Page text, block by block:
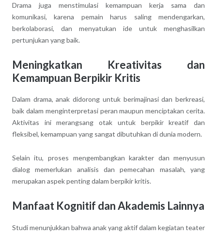
Drama juga menstimulasi kemampuan kerja sama dan
komunikasi, karena pemain harus saling mendengarkan,
berkolaborasi, dan menyatukan ide untuk menghasilkan
pertunjukan yang baik.
Meningkatkan Kreativitas dan
Kemampuan Berpikir Kritis
Dalam drama, anak didorong untuk berimajinasi dan berkreasi,
baik dalam menginterpretasi peran maupun menciptakan cerita.
Aktivitas ini merangsang otak untuk berpikir kreatif dan
fleksibel, kemampuan yang sangat dibutuhkan di dunia modern.
Selain itu, proses mengembangkan karakter dan menyusun
dialog memerlukan analisis dan pemecahan masalah, yang
merupakan aspek penting dalam berpikir kritis.
Manfaat Kognitif dan Akademis Lainnya
Studi menunjukkan bahwa anak yang aktif dalam kegiatan teater